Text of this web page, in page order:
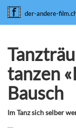
der-andere-
tanzen
Bausch
Im Tanz sich selber